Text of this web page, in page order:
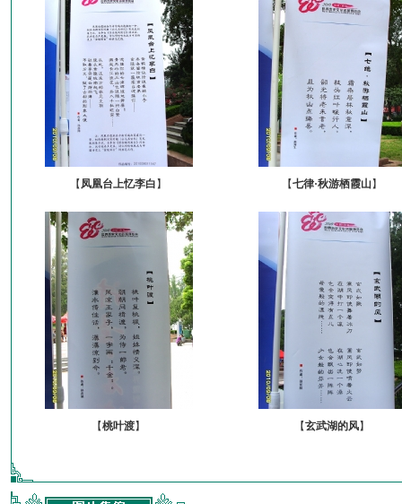
【 凤凰台上忆李白 】 【七律·秋游栖霞山】
【桃叶渡】 【玄武湖的风】